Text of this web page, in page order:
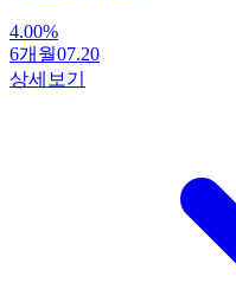
4.00%
6개월07.20
상세보기